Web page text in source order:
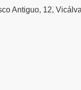
Antiguo, 12,